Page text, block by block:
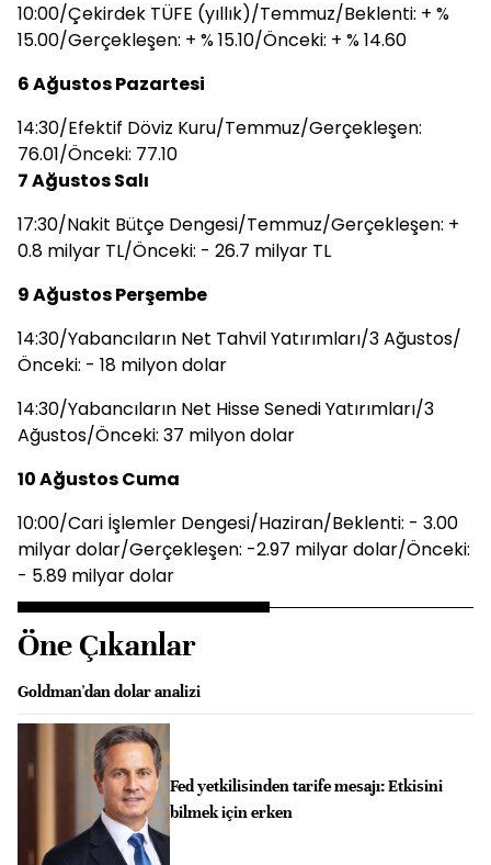
10:00/Çekirdek TÜFE (yıllık)/Temmuz/Beklenti: + %
15.00/Gerçekleşen: + % 15.10/Önceki: + % 14.60
6 Ağustos Pazartesi
14:30/Efektif Döviz Kuru/Temmuz/Gerçekleşen:
76.01/Önceki: 77.10
7 Ağustos Salı
17:30/Nakit Bütçe Dengesi/Temmuz/Gerçekleşen: +
0.8 milyar TL/Önceki: - 26.7 milyar TL
9 Ağustos Perşembe
14:30/Yabancıların Net Tahvil Yatırımları/3 Ağustos/
Önceki: - 18 milyon dolar
14:30/Yabancıların Net Hisse Senedi Yatırımları/3
Ağustos/Önceki: 37 milyon dolar
10 Ağustos Cuma
10:00/Cari İşlemler Dengesi/Haziran/Beklenti: - 3.00
milyar dolar/Gerçekleşen: -2.97 milyar dolar/Önceki:
- 5.89 milyar dolar
Öne Çıkanlar
Goldman'dan dolar analizi
Fed yetkilisinden tarife mesajı: Etkisini
bilmek için erken